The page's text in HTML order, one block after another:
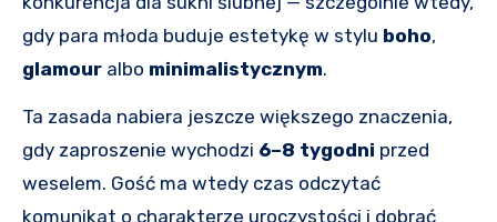
gdy para młoda buduje estetykę w stylu boho,
glamour albo minimalistycznym.
Ta zasada nabiera jeszcze większego znaczenia,
gdy zaproszenie wychodzi 6–8 tygodni przed
weselem. Gość ma wtedy czas odczytać
komunikat o charakterze uroczystości i dobrać